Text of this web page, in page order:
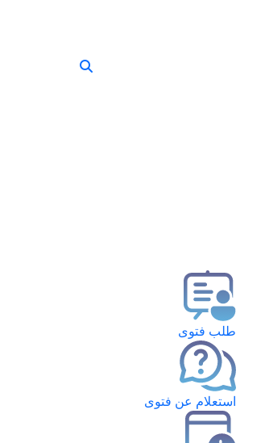
طلب فتوى
استعلام عن فتوى